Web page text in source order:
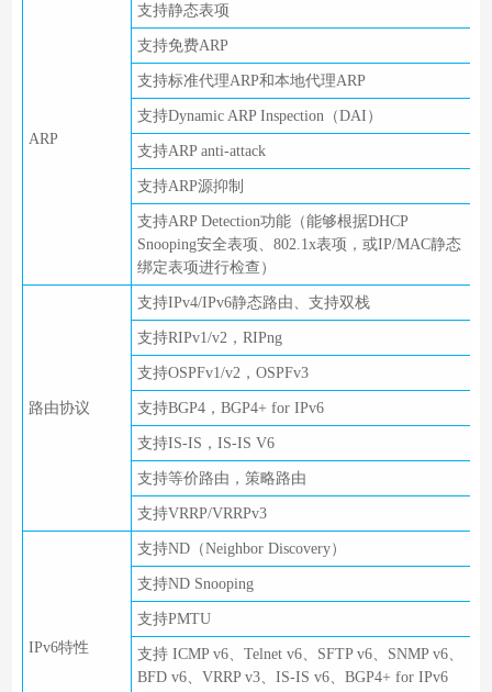
ARP
支持静态表项
支持免费ARP
支持标准代理ARP和本地代理ARP
支持Dynamic ARP Inspection（DAI）
支持ARP anti-attack
支持ARP源抑制
支持ARP Detection功能（能够根据DHCP
Snooping安全表项、802.1x表项，或IP/MAC静态
绑定表项进行检查）
路由协议
支持IPv4/IPv6静态路由、支持双栈
支持RIPv1/v2，RIPng
支持OSPFv1/v2，OSPFv3
支持BGP4，BGP4+ for IPv6
支持IS-IS，IS-IS V6
支持等价路由，策略路由
支持VRRP/VRRPv3
IPv6特性
支持ND（Neighbor Discovery）
支持ND Snooping
支持PMTU
支持 ICMP v6、Telnet v6、SFTP v6、SNMP v6、
BFD v6、VRRP v3、IS-IS v6、BGP4+ for IPv6